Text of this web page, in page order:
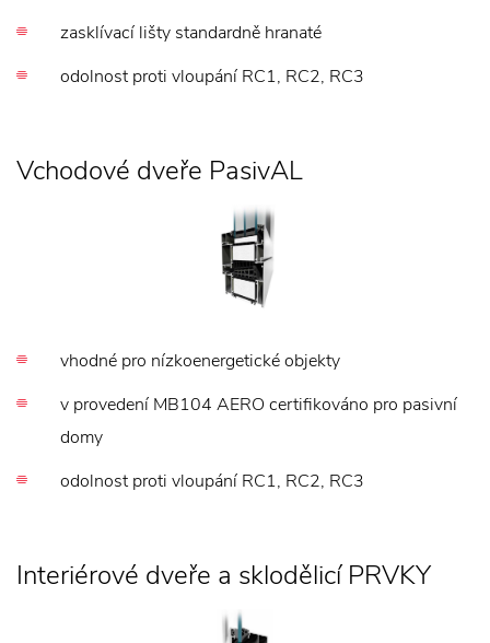
zasklívací lišty standardně hranaté
odolnost proti vloupání RC1, RC2, RC3
Vchodové dveře PasivAL
vhodné pro nízkoenergetické objekty
v provedení MB104 AERO certifikováno pro pasivní
domy
odolnost proti vloupání RC1, RC2, RC3
Interiérové dveře a sklodělicí PRVKY